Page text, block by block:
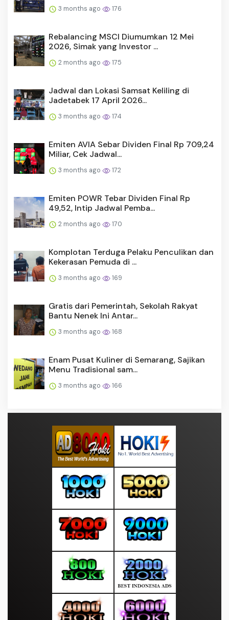
3 months ago 176
Rebalancing MSCI Diumumkan 12 Mei
2026, Simak yang Investor ...
2 months ago 175
Jadwal dan Lokasi Samsat Keliling di
Jadetabek 17 April 2026...
3 months ago 174
Emiten AVIA Sebar Dividen Final Rp 709,24
Miliar, Cek Jadwal...
3 months ago 172
Emiten POWR Tebar Dividen Final Rp
49,52, Intip Jadwal Pemba...
2 months ago 170
Komplotan Terduga Pelaku Penculikan dan
Kekerasan Pemuda di ...
3 months ago 169
Gratis dari Pemerintah, Sekolah Rakyat
Bantu Nenek Ini Antar...
3 months ago 168
Enam Pusat Kuliner di Semarang, Sajikan
Menu Tradisional sam...
3 months ago 166